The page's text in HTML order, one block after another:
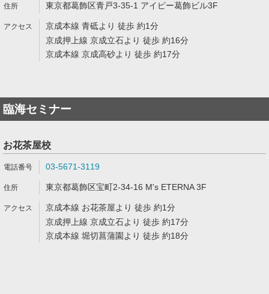
東京都葛飾区青戸3-35-1 アイピー葛飾ビル3F
京成本線 青砥より 徒歩 約1分
京成押上線 京成立石より 徒歩 約16分
京成本線 京成高砂より 徒歩 約17分
臨海セミナー
お花茶屋校
03-5671-3119
東京都葛飾区宝町2-34-16 M's ETERNA 3F
京成本線 お花茶屋より 徒歩 約1分
京成押上線 京成立石より 徒歩 約17分
京成本線 堀切菖蒲園より 徒歩 約18分